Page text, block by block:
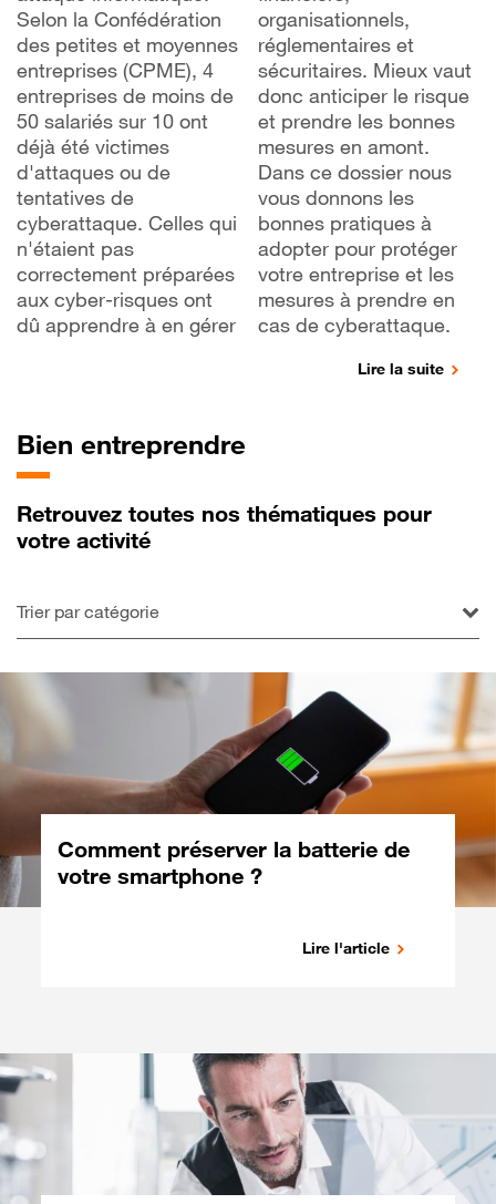
Selon la Confédération
des petites et moyennes
entreprises (CPME), 4
entreprises de moins de
50 salariés sur 10 ont
déjà été victimes
d'attaques ou de
tentatives de
cyberattaque. Celles qui
n'étaient pas
correctement préparées
aux cyber-risques ont
dû apprendre à en gérer
organisationnels,
réglementaires et
sécuritaires. Mieux vaut
donc anticiper le risque
et prendre les bonnes
mesures en amont.
Dans ce dossier nous
vous donnons les
bonnes pratiques à
adopter pour protéger
votre entreprise et les
mesures à prendre en
cas de cyberattaque.
Lire la suite
Bien entreprendre
Retrouvez toutes nos thématiques pour
votre activité
Trier par catégorie
Comment préserver la batterie de
votre smartphone ?
Lire l'article